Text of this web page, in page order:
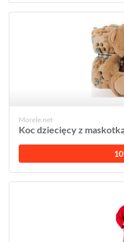
Morele.net
Koc dziecięcy z